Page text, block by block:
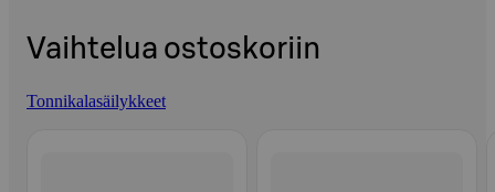
Vaihtelua ostoskoriin
Tonnikalasäilykkeet